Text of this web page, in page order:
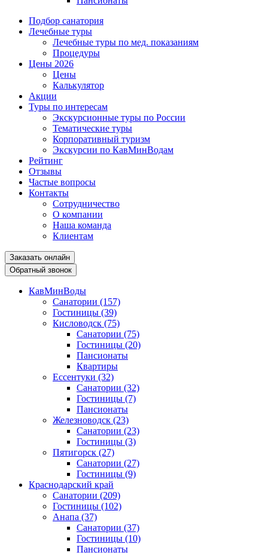
Подбор санатория
Лечебные туры
Лечебные туры по мед. показаниям
Процедуры
Цены 2026
Цены
Калькулятор
Акции
Туры по интересам
Экскурсионные туры по России
Тематические туры
Корпоративный туризм
Экскурсии по КавМинВодам
Рейтинг
Отзывы
Частые вопросы
Контакты
Сотрудничество
О компании
Наша команда
Клиентам
Заказать онлайн
Обратный звонок
КавМинВоды
Санатории (157)
Гостиницы (39)
Кисловодск (75)
Санатории (75)
Гостиницы (20)
Пансионаты
Квартиры
Ессентуки (32)
Санатории (32)
Гостиницы (7)
Пансионаты
Железноводск (23)
Санатории (23)
Гостиницы (3)
Пятигорск (27)
Санатории (27)
Гостиницы (9)
Краснодарский край
Санатории (209)
Гостиницы (102)
Анапа (37)
Санатории (37)
Гостиницы (10)
Пансионаты